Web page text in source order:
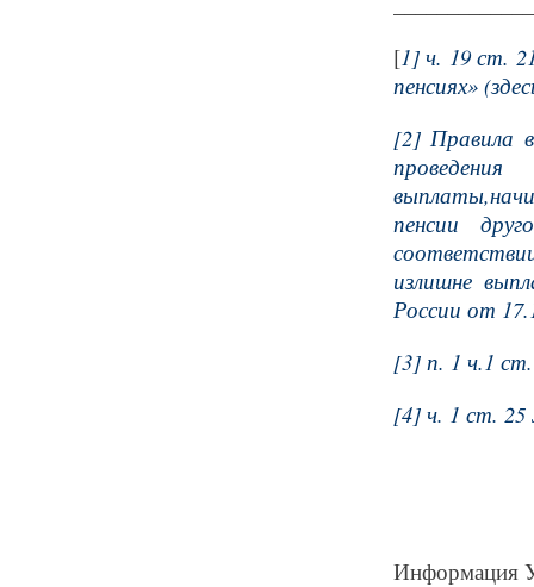
[1] ч. 19 ст.
пенсиях»
[2] Правила
пенсии
излишне
России от
[3] п. 1 ч.1
[4] ч. 1 ст.
Информация